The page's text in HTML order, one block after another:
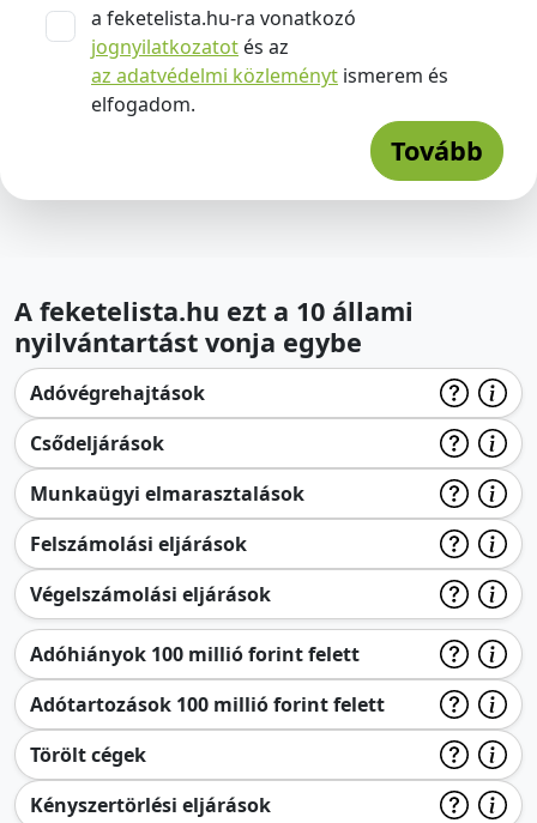
a feketelista.hu-ra vonatkozó
jognyilatkozatot és az
az adatvédelmi közleményt ismerem és
elfogadom.
Tovább
A feketelista.hu ezt a 10 állami
nyilvántartást vonja egybe
Adóvégrehajtások
Csődeljárások
Munkaügyi elmarasztalások
Felszámolási eljárások
Végelszámolási eljárások
Adóhiányok 100 millió forint felett
Adótartozások 100 millió forint felett
Törölt cégek
Kényszertörlési eljárások